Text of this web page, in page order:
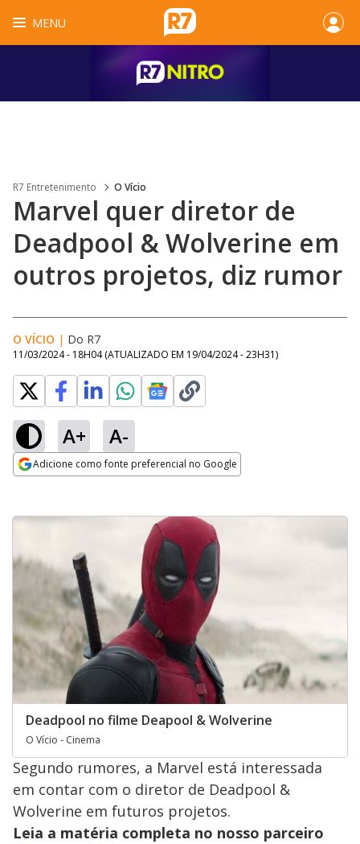
MENU
R7 Entretenimento O Vício
Marvel quer diretor de
Deadpool & Wolverine em
outros projetos, diz rumor
O VÍCIO | Do R7
11/03/2024 - 18H04 (ATUALIZADO EM 19/04/2024 - 23H31)
A+ A-
Adicione como fonte preferencial no Google
Deadpool no filme Deapool & Wolverine
O Vício - Cinema
Segundo rumores, a Marvel está interessada
em contar com o diretor de Deadpool &
Wolverine em futuros projetos.
Leia a matéria completa no nosso parceiro